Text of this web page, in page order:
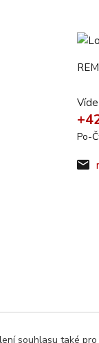
Po-
souhlasu také pro